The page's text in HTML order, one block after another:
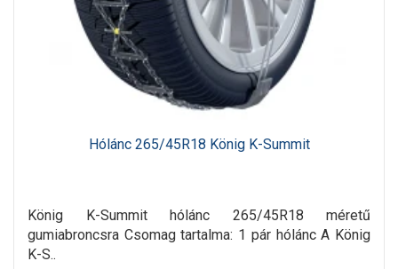
Hólánc 265/45R18 König K-Summit
König K-Summit hólánc 265/45R18 méretű
gumiabroncsra Csomag tartalma: 1 pár hólánc A König
K-S..